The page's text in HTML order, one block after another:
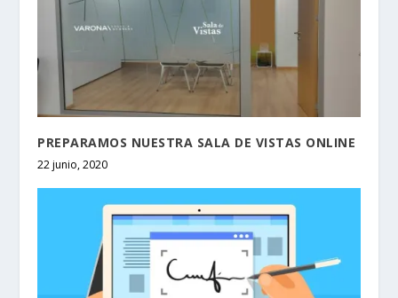
PREPARAMOS NUESTRA SALA DE VISTAS ONLINE
22 junio, 2020